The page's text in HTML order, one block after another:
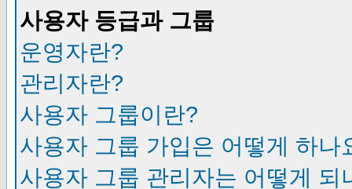
사용자 등급과 그룹
운영자란?
관리자란?
사용자 그룹이란?
사용자 그룹 가입은 어떻게 하나
사용자 그룹 관리자는 어떻게 되